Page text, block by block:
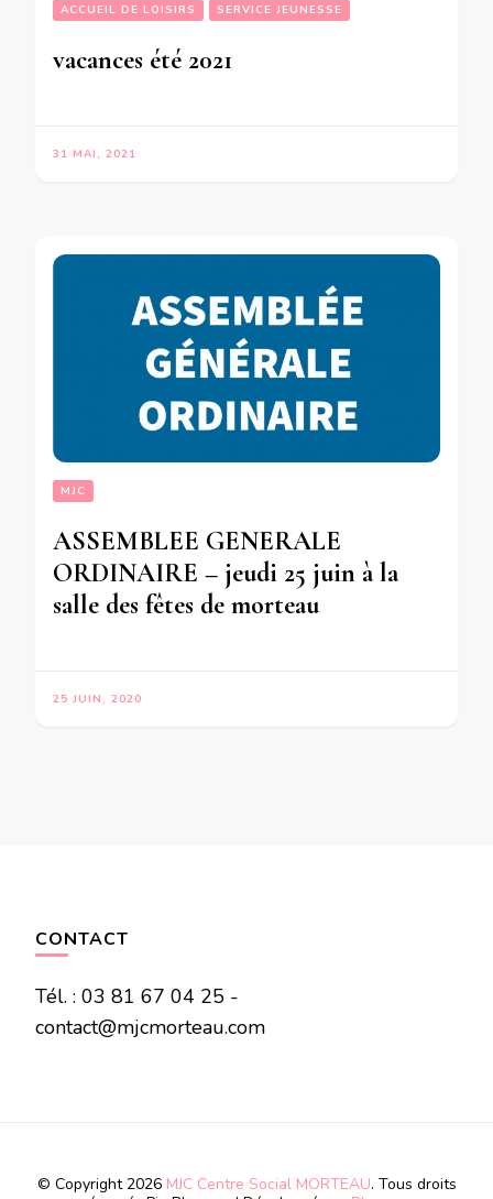
ACCUEIL DE LOISIRS SERVICE JEUNESSE
vacances été 2021
31 MAI, 2021
MJC
ASSEMBLEE GENERALE
ORDINAIRE – jeudi 25 juin à la
salle des fêtes de morteau
25 JUIN, 2020
CONTACT
Tél. : 03 81 67 04 25 -
contact@mjcmorteau.com
© Copyright 2026 MJC Centre Social MORTEAU. Tous droits